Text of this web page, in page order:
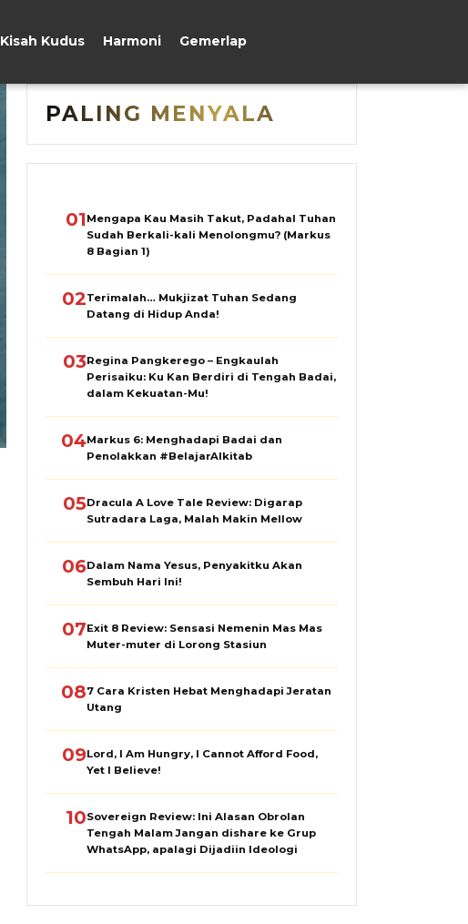
Kisah Kudus Harmoni Gemerlap
PALING MENYALA
01Mengapa Kau Masih Takut, Padahal Tuhan
Sudah Berkali-kali Menolongmu? (Markus
8 Bagian 1)
02Terimalah… Mukjizat Tuhan Sedang
Datang di Hidup Anda!
03Regina Pangkerego – Engkaulah
Perisaiku: Ku Kan Berdiri di Tengah Badai,
dalam Kekuatan-Mu!
04Markus 6: Menghadapi Badai dan
Penolakkan #BelajarAlkitab
05Dracula A Love Tale Review: Digarap
Sutradara Laga, Malah Makin Mellow
06Dalam Nama Yesus, Penyakitku Akan
Sembuh Hari Ini!
07Exit 8 Review: Sensasi Nemenin Mas Mas
Muter-muter di Lorong Stasiun
087 Cara Kristen Hebat Menghadapi Jeratan
Utang
09Lord, I Am Hungry, I Cannot Afford Food,
Yet I Believe!
10Sovereign Review: Ini Alasan Obrolan
Tengah Malam Jangan dishare ke Grup
WhatsApp, apalagi Dijadiin Ideologi